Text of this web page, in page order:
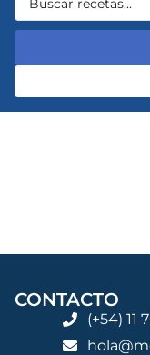
CONTACTO
(+54) 11